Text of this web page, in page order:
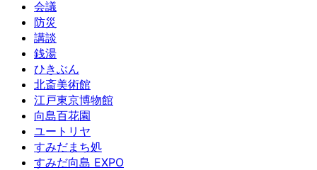
会議
防災
講談
銭湯
ひきぶん
北斎美術館
江戸東京博物館
向島百花園
ユートリヤ
すみだまち処
すみだ向島 EXPO